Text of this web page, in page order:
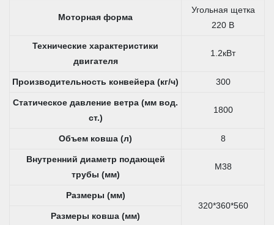
Моторная форма
Угольная щетка
220 В
Технические характеристики
двигателя
1.2кВт
Производительность конвейера (кг/ч) 300
Статическое давление ветра (мм вод.
ст.)
1800
Объем ковша (л) 8
Внутренний диаметр подающей
трубы (мм)
M38
Размеры (мм)
320*360*560
Размеры ковша (мм)